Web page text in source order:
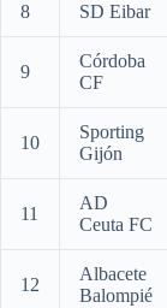
8 SD Eibar
9
Córdoba
CF
10
Sporting
Gijón
11
AD
Ceuta FC
12
Albacete
Balompié